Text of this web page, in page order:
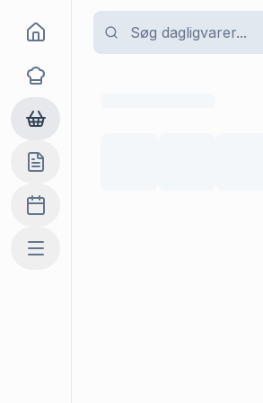
Goma
Opskrifter
Dagligvarer
Indkøbslisten
Madplan
Mere